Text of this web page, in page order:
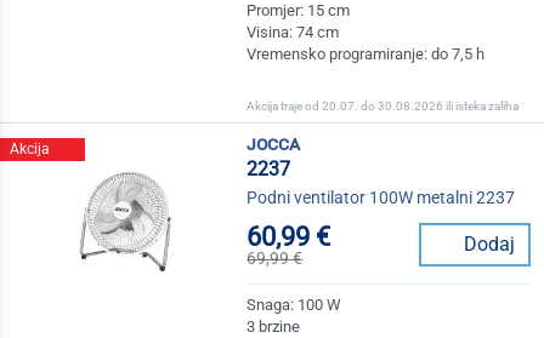
Promjer: 15 cm
Visina: 74 cm
Vremensko programiranje: do 7,5 h
Akcija traje od 20.07. do 30.08.2026 ili isteka zaliha
Akcija
jocca
2237
Podni ventilator 100W metalni 2237
60,99 €
69,99 €
Dodaj
Snaga: 100 W
3 brzine